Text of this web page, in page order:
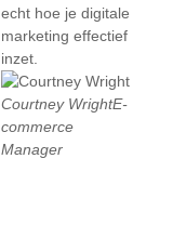
echt hoe je digitale
marketing effectief
inzet.
Courtney WrightE-
commerce
Manager